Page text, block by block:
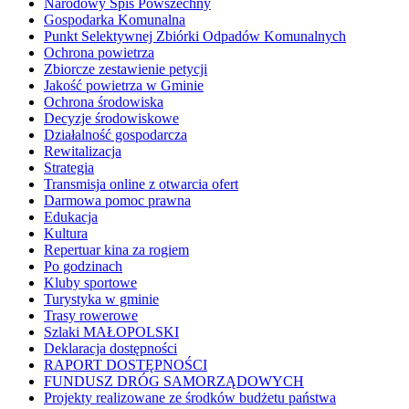
Gospodarka Komunalna
Punkt Selektywnej Zbiórki Odpadów Komunalnych
Ochrona powietrza
Zbiorcze zestawienie petycji
Jakość powietrza w Gminie
Ochrona środowiska
Decyzje środowiskowe
Działalność gospodarcza
Rewitalizacja
Strategia
Transmisja online z otwarcia ofert
Darmowa pomoc prawna
Edukacja
Kultura
Repertuar kina za rogiem
Po godzinach
Kluby sportowe
Turystyka w gminie
Trasy rowerowe
Szlaki MAŁOPOLSKI
Deklaracja dostępności
RAPORT DOSTĘPNOŚCI
FUNDUSZ DRÓG SAMORZĄDOWYCH
Projekty realizowane ze środków budżetu państwa